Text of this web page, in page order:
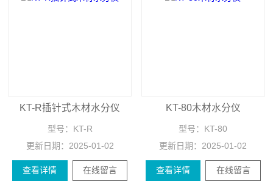
KT-R插针式木材水分仪
型号： KT-R
更新日期： 2025-01-02
查看详情 在线留言
KT-80木材水分仪
型号： KT-80
更新日期： 2025-01-02
查看详情 在线留言